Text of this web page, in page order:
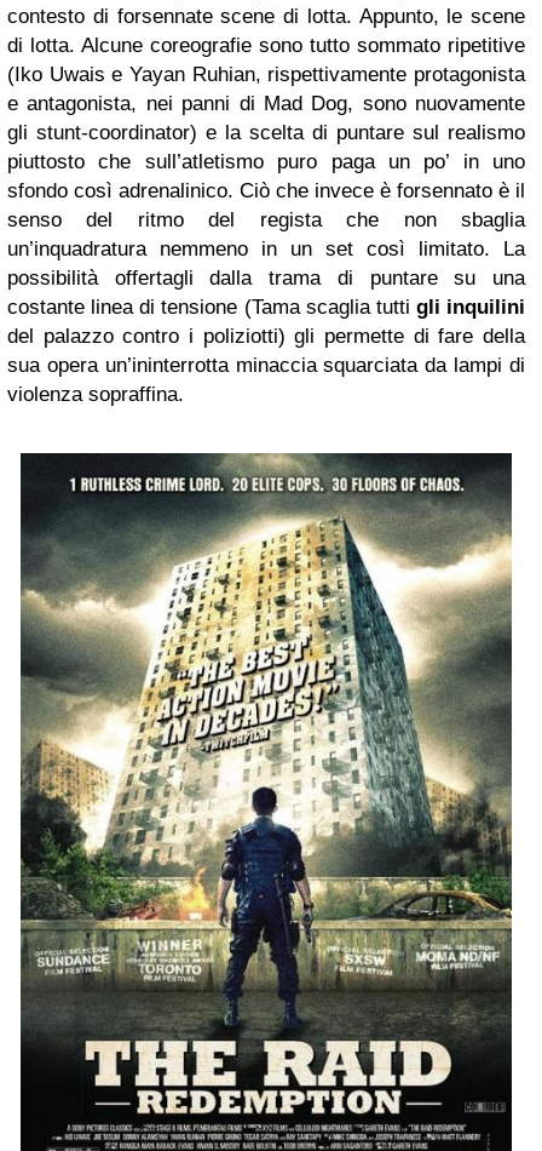
contesto di forsennate scene di lotta. Appunto, le scene
di lotta. Alcune coreografie sono tutto sommato ripetitive
(Iko Uwais e Yayan Ruhian, rispettivamente protagonista
e antagonista, nei panni di Mad Dog, sono nuovamente
gli stunt-coordinator) e la scelta di puntare sul realismo
piuttosto che sull’atletismo puro paga un po’ in uno
sfondo così adrenalinico. Ciò che invece è forsennato è il
senso del ritmo del regista che non sbaglia
un’inquadratura nemmeno in un set così limitato. La
possibilità offertagli dalla trama di puntare su una
costante linea di tensione (Tama scaglia tutti gli inquilini
del palazzo contro i poliziotti) gli permette di fare della
sua opera un’ininterrotta minaccia squarciata da lampi di
violenza sopraffina.